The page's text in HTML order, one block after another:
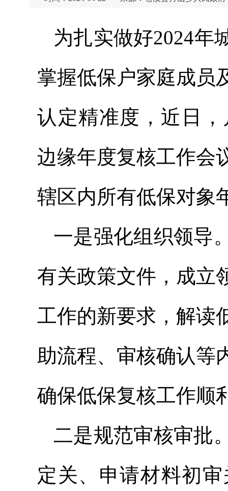
为扎实做好2024年
掌握低保户家庭成员
认定精准度，近日
边缘年度复核工作会
辖区内所有低保对象
一是强化组织领导
有关政策文件，成立
工作的新要求，解读
助流程、审核确认等
确保低保复核工作顺
二是规范审核审批
定关、申请材料初